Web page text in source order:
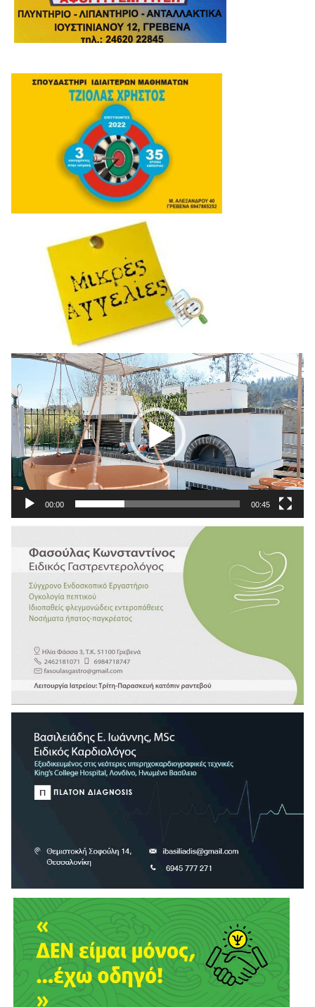
Πρόγραμμα
Αναπαραγωγής
Βίντεο
00:00 00:45